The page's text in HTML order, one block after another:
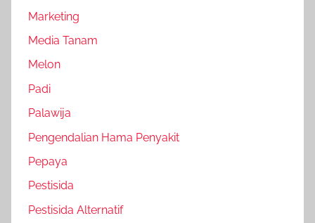
Marketing
Media Tanam
Melon
Padi
Palawija
Pengendalian Hama Penyakit
Pepaya
Pestisida
Pestisida Alternatif